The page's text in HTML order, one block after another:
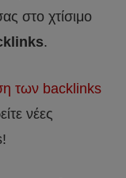
στο χτίσιμο
.
των backlinks
νέες